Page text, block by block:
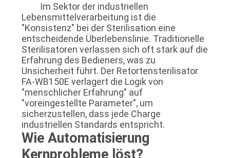
FORDERN
SIE EIN
ZITAT
SITEMAP
DATENSCHUTZRICHTLINIE
Im Sektor der industriellen
Lebensmittelverarbeitung ist die
"Konsistenz" bei der Sterilisation eine
entscheidende Überlebenslinie. Traditionelle
Sterilisatoren verlassen sich oft stark auf die
Erfahrung des Bedieners, was zu
Unsicherheit führt. Der Retortensterilisator
FA-WB150E verlagert die Logik von
"menschlicher Erfahrung" auf
"voreingestellte Parameter", um
sicherzustellen, dass jede Charge
industriellen Standards entspricht.
Wie Automatisierung
Kernprobleme löst?